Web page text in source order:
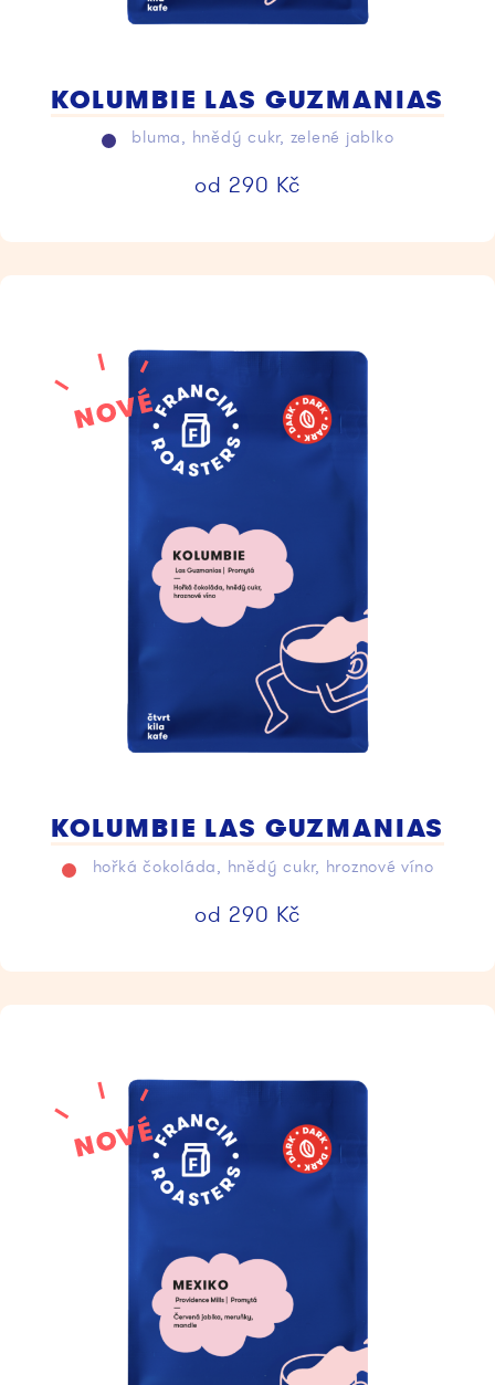
KOLUMBIE LAS GUZMANIAS
bluma, hnědý cukr, zelené jablko
od 290 Kč
KOLUMBIE LAS GUZMANIAS
hořká čokoláda, hnědý cukr, hroznové víno
od 290 Kč